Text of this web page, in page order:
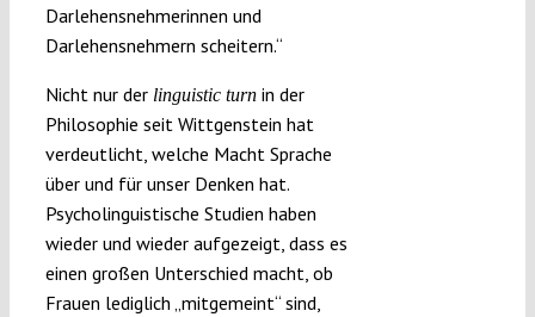
Darlehensnehmerinnen und
Darlehensnehmern scheitern.“
Nicht nur der linguistic turnin der
Philosophie seit Wittgenstein hat
verdeutlicht, welche Macht Sprache
über und für unser Denken hat.
Psycholinguistische Studien haben
wieder und wieder aufgezeigt, dass es
einen großen Unterschied macht, ob
Frauen lediglich „mitgemeint“ sind,